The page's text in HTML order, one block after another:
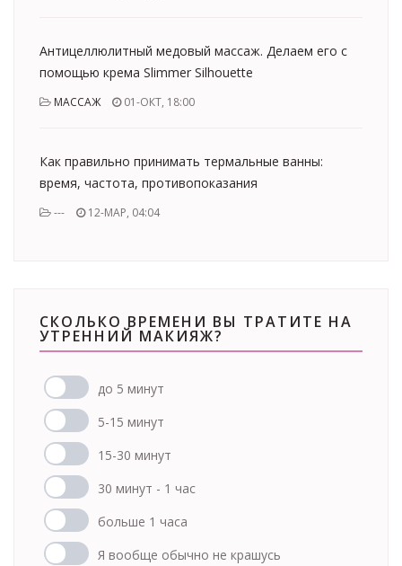
Антицеллюлитный медовый массаж. Делаем его с
помощью крема Slimmer Silhouette
МАССАЖ 01-ОКТ, 18:00
Как правильно принимать термальные ванны:
время, частота, противопоказания
--- 12-МАР, 04:04
СКОЛЬКО ВРЕМЕНИ ВЫ ТРАТИТЕ НА
УТРЕННИЙ МАКИЯЖ?
до 5 минут
5-15 минут
15-30 минут
30 минут - 1 час
больше 1 часа
Я вообще обычно не крашусь